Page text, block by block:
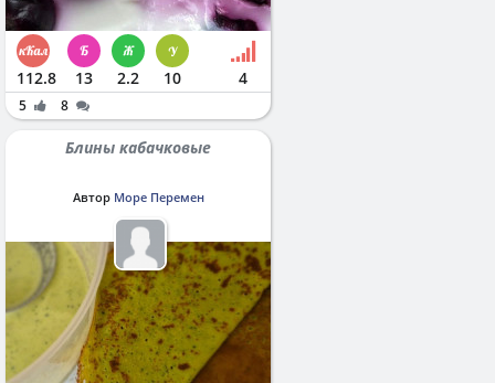
112.8 13 2.2 10 4
5 8
Блины кабачковые
Автор Море Перемен